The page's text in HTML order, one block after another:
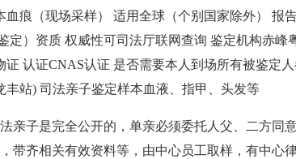
血痕（现场采样） 适用全球（个别国家除外） 报
定）资质 权威性可司法厅联网查询 鉴定机构赤峰
证 认证CNAS认证 是否需要本人到场所有被鉴定
丰站) 司法亲子鉴定样本血液、指甲、头发等
亲子是完全公开的，单亲必须委托人父、二方同
带齐相关有效资料等，由中心员工取样，有中心